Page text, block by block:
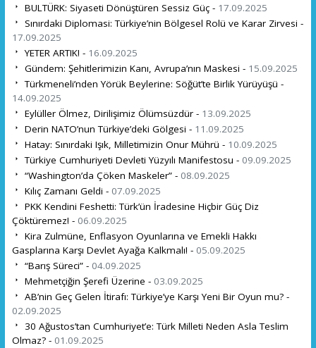
BULTÜRK: Siyaseti Dönüştüren Sessiz Güç - 17.09.2025
Sınırdaki Diplomasi: Türkiye’nin Bölgesel Rolü ve Karar Zirvesi -
17.09.2025
YETER ARTIK! - 16.09.2025
Gündem: Şehitlerimizin Kanı, Avrupa’nın Maskesi - 15.09.2025
Türkmeneli’nden Yörük Beylerine: Söğüt’te Birlik Yürüyüşü -
14.09.2025
Eylüller Ölmez, Dirilişimiz Ölümsüzdür - 13.09.2025
Derin NATO’nun Türkiye’deki Gölgesi - 11.09.2025
Hatay: Sınırdaki Işık, Milletimizin Onur Mührü - 10.09.2025
Türkiye Cumhuriyeti Devleti Yüzyılı Manifestosu - 09.09.2025
“Washington’da Çöken Maskeler” - 08.09.2025
Kılıç Zamanı Geldi - 07.09.2025
PKK Kendini Feshetti: Türk’ün İradesine Hiçbir Güç Diz
Çöktüremez! - 06.09.2025
Kira Zulmüne, Enflasyon Oyunlarına ve Emekli Hakkı
Gasplarına Karşı Devlet Ayağa Kalkmalı! - 05.09.2025
“Barış Süreci” - 04.09.2025
Mehmetçiğin Şerefi Üzerine - 03.09.2025
AB’nin Geç Gelen İtirafı: Türkiye’ye Karşı Yeni Bir Oyun mu? -
02.09.2025
30 Ağustos’tan Cumhuriyet’e: Türk Milleti Neden Asla Teslim
Olmaz? - 01.09.2025